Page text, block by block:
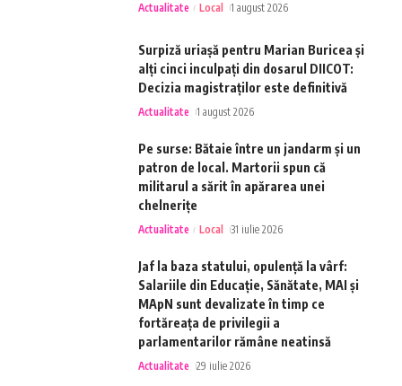
Actualitate Local 1 august 2026
Surpiză uriașă pentru Marian Buricea și
alți cinci inculpați din dosarul DIICOT:
Decizia magistraților este definitivă
Actualitate 1 august 2026
Pe surse: Bătaie între un jandarm și un
patron de local. Martorii spun că
militarul a sărit în apărarea unei
chelnerițe
Actualitate Local 31 iulie 2026
Jaf la baza statului, opulență la vârf:
Salariile din Educație, Sănătate, MAI și
MApN sunt devalizate în timp ce
fortăreața de privilegii a
parlamentarilor rămâne neatinsă
Actualitate 29 iulie 2026